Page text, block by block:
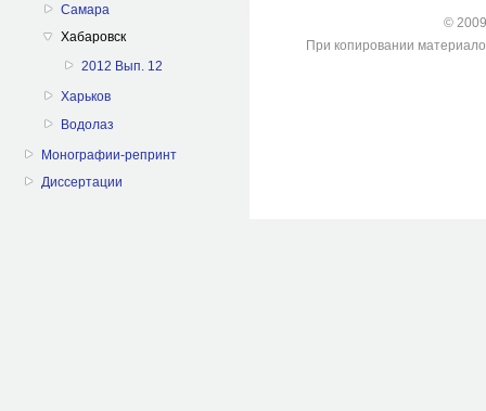
Самара
Хабаровск
2012 Вып. 12
Харьков
Водолаз
Монографии-репринт
Диссертации
©
При копировании